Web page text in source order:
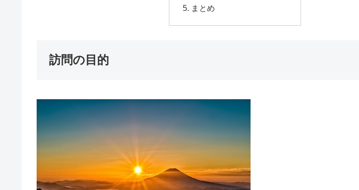
まとめ
訪問の目的